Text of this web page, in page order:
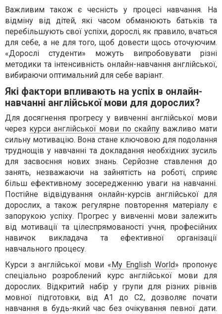
Важливим також є чесність у процесі навчання. На
відміну від дітей, які часом обманюють батьків та
перебільшують свої успіхи, дорослі, як правило, вчаться
для себе, а не для того, щоб довести щось оточуючим.
«Дорослі студенти» можуть випробовувати різні
методики та інтенсивність онлайн-навчання англійської,
вибираючи оптимальний для себе варіант.
Які фактори впливають на успіх в онлайн-
навчанні англійської мови для дорослих?
Для досягнення прогресу у вивченні англійської мови
через курси англійської мови по скайпуважливо мати
сильну мотивацію. Вона стане ключовою для подолання
труднощів у навчанні та докладання необхідних зусиль
для засвоєння нових знань. Серйозне ставлення до
занять, незважаючи на зайнятість на роботі, сприяє
більш ефективному зосередженню уваги на навчанні.
Постійне відвідування онлайн-курсів англійської для
дорослих, а також регулярне повторення матеріалу є
запорукою успіху. Прогрес у вивченні мови залежить
від мотивації та цілеспрямованості учня, професійних
навичок викладача та ефективної організації
навчального процесу.
Курси з англійської мови «My English World» пропонує
спеціально розроблений курс англійської мови для
дорослих. Відкритий набір у групи для різних рівнів
мовної підготовки, від A1 до C2, дозволяє почати
навчання в будь-який час без очікування певної дати.